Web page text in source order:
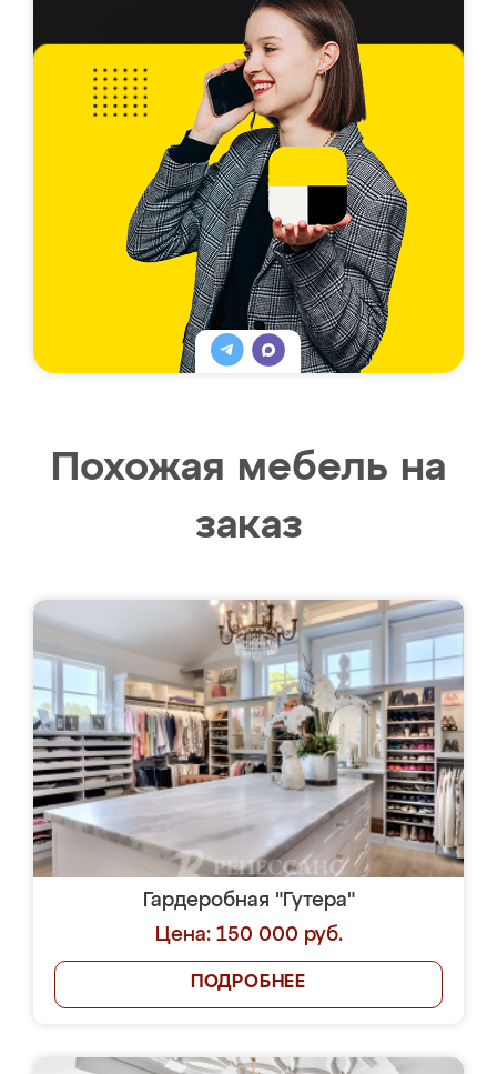
Похожая мебель на
заказ
Гардеробная "Гутера"
Цена: 150 000 руб.
ПОДРОБНЕЕ